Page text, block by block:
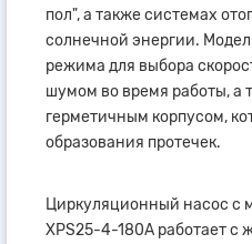
пол", а также системах
солнечной энергии.
режима для выбора
шумом во время работы, а
герметичным корпусом,
образования протечек.
Циркуляционный насос с
XPS25-4-180А работает с